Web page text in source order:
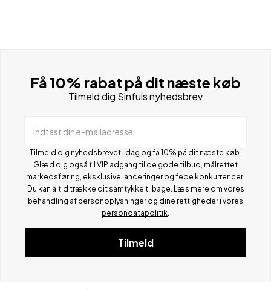
Få 10% rabat på dit næste køb
Tilmeld dig Sinfuls nyhedsbrev
Indtast din e-mailadresse
Tilmeld dig nyhedsbrevet i dag og få 10% på dit næste køb.
Glæd dig også til VIP adgang til de gode tilbud, målrettet
markedsføring, eksklusive lanceringer og fede konkurrencer.
Du kan altid trække dit samtykke tilbage. Læs mere om vores
behandling af personoplysninger og dine rettigheder i vores
persondatapolitik
Tilmeld